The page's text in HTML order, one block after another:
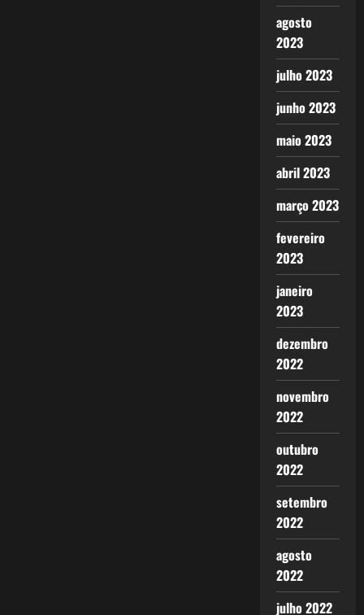
agosto
2023
julho 2023
junho 2023
maio 2023
abril 2023
março 2023
fevereiro
2023
janeiro
2023
dezembro
2022
novembro
2022
outubro
2022
setembro
2022
agosto
2022
julho 2022